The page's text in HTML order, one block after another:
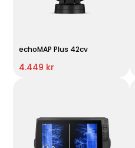
echoMAP Plus 42cv
4.449 kr